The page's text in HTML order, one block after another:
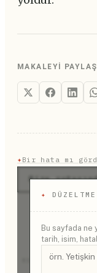
MAKALEYI PAYLAŞ
✦Bir hata mı
✦
Bu sayfada ne
tarih, isim,
Rize
REKLAM